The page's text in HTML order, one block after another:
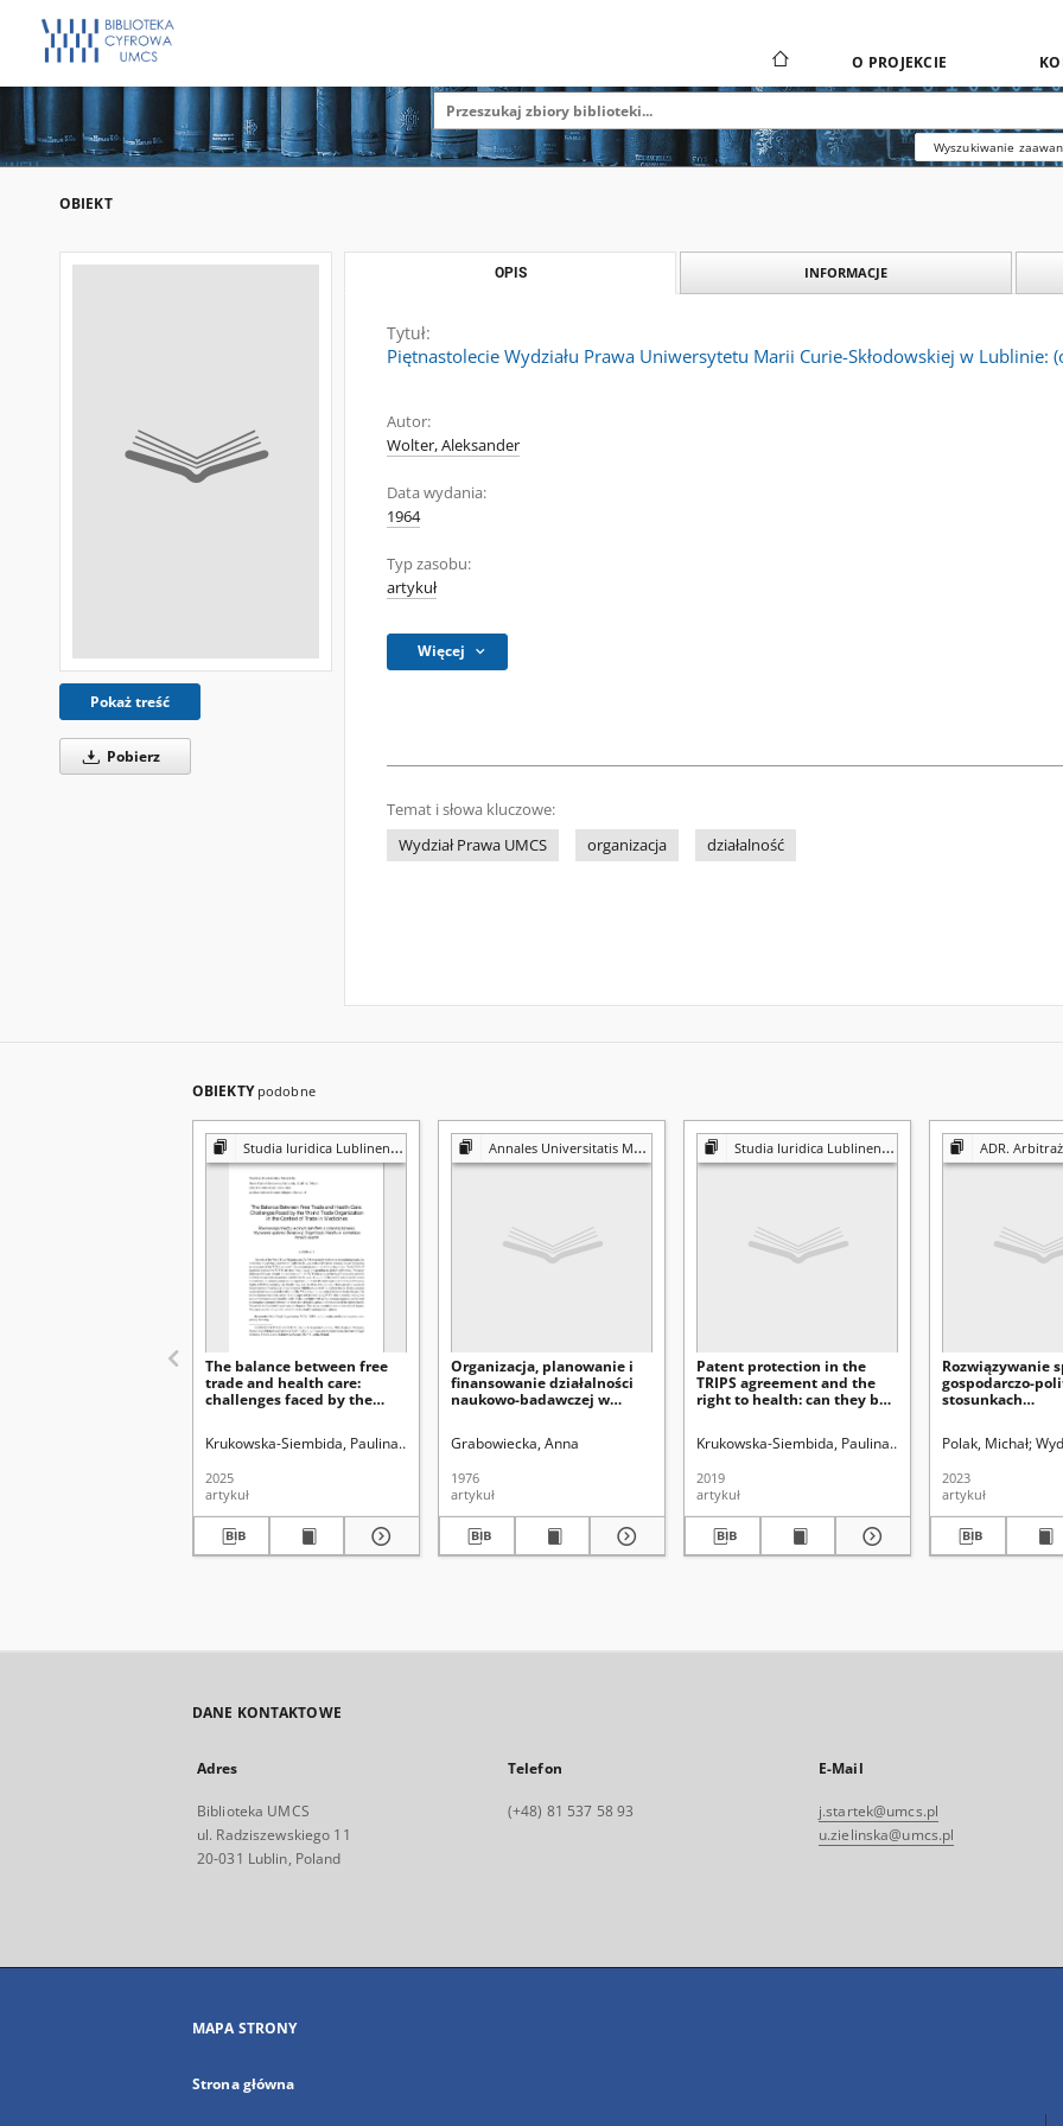
O PROJEKCIE
Wyszukiwanie
OBIEKT
Pokaż treść
Pobierz
OPIS INFORMACJE
Tytuł:
Piętnastolecie Wydziału Prawa Uniwersytetu Marii Curie-Skłodowskiej w Lublinie:
Autor:
Wolter, Aleksander
Data wydania:
1964
Typ zasobu:
artykuł
Więcej
Temat i słowa kluczowe:
Wydział Prawa UMCS
organizacja działalność
OBIEKTY podobne
Studia Iuridica Lublinensia
The balance between free
trade and health care:
challenges faced by the
medicines
Krukowska-Siembida, Paulina Uniwersytet Marii Curie-Skłodowskiej (Lublin). Wydział Prawa i Administracji Jeżyńska, Beata
2025
artykuł
Annales Universitatis Mariae Curie-Skłodowska. Sectio H, Oeconomia
Organizacja, planowanie i
finansowanie działalności
naukowo-badawczej w
Grabowiecka, Anna
1976
artykuł
Studia Iuridica Lublinensia
Patent protection in the
TRIPS agreement and the
right to health: can they be
Krukowska-Siembida, Paulina
Uniwersytet Marii Curie-
2019
artykuł
ADR.
Rozwiązywanie
gospodarczo-
stosunkach
Światowej
problematyki
Polak, Michał
2023
artykuł
DANE KONTAKTOWE
Adres
Biblioteka UMCS
ul. Radziszewskiego 11
20-031 Lublin, Poland
Telefon
(+48) 81 537 58 93
E-Mail
j.startek@umcs.pl
u.zielinska@umcs.pl
MAPA STRONY
Strona główna